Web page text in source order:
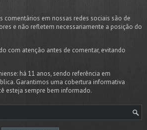
comentários em nossas redes sociais são de
e não refletem necessariamente a posição do
com atenção antes de comentar, evitando
há 11 anos, sendo referência em
Garantimos uma cobertura informativa
esteja sempre bem informado.